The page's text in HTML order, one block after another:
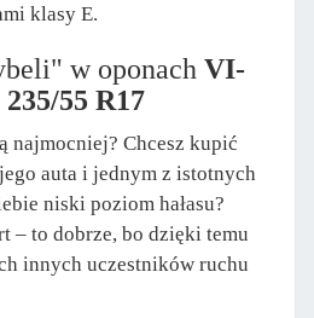
klasy E.
w oponach VI-
55 R17
najmocniej? Chcesz kupić
auta i jednym z istotnych
niski poziom hałasu?
– to dobrze, bo dzięki temu
innych uczestników ruchu